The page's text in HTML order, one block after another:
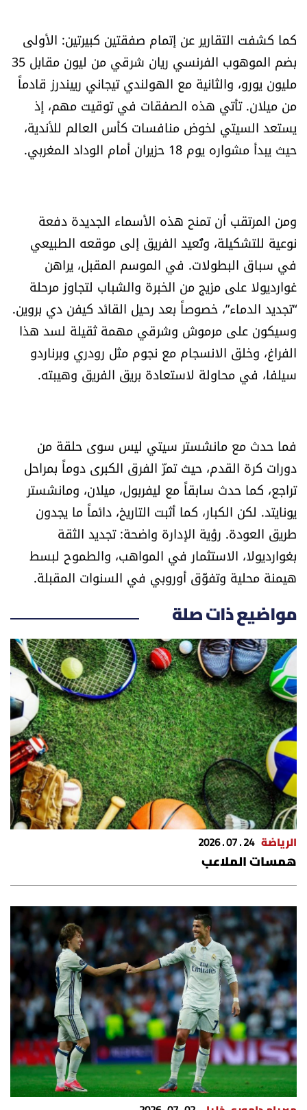
فيديو
من نحن
للتواصل معنا
Digital solutions by
كما كشفت التقارير عن إتمام صفقتين كبيرتين: الأولى
بضم الموهوب الفرنسي ريان شرقي من ليون مقابل 35
مليون يورو، والثانية مع الهولندي تيجاني رييندرز قادماً
من ميلان. تأتي هذه الصفقات في توقيت مهم، إذ
يستعد السيتي لخوض منافسات كأس العالم للأندية،
حيث يبدأ مشواره يوم 18 حزيران أمام الوداد المغربي.
ومن المرتقب أن تمنح هذه الأسماء الجديدة دفعة
نوعية للتشكيلة، وتُعيد الفريق إلى موقعه الطبيعي
في سباق البطولات. في الموسم المقبل، يراهن
غوارديولا على مزيج من الخبرة والشباب لتجاوز مرحلة
“تجديد الدماء”، خصوصاً بعد رحيل القائد كيفن دي بروين.
وسيكون على مرموش وشرقي مهمة ثقيلة لسد هذا
الفراغ، وخلق الانسجام مع نجوم مثل رودري وبرناردو
سيلفا، في محاولة لاستعادة بريق الفريق وهيبته.
فما حدث مع مانشستر سيتي ليس سوى حلقة من
دورات كرة القدم، حيث تمرّ الفرق الكبرى دوماً بمراحل
تراجع، كما حدث سابقاً مع ليفربول، ميلان، ومانشستر
يونايتد. لكن الكبار، كما أثبت التاريخ، دائماً ما يجدون
طريق العودة. رؤية الإدارة واضحة: تجديد الثقة
بغوارديولا، الاستثمار في المواهب، والطموح لبسط
هيمنة محلية وتفوّق أوروبي في السنوات المقبلة.
مواضيع ذات صلة
الرياضة 24 . 07 . 2026
همسات الملاعب